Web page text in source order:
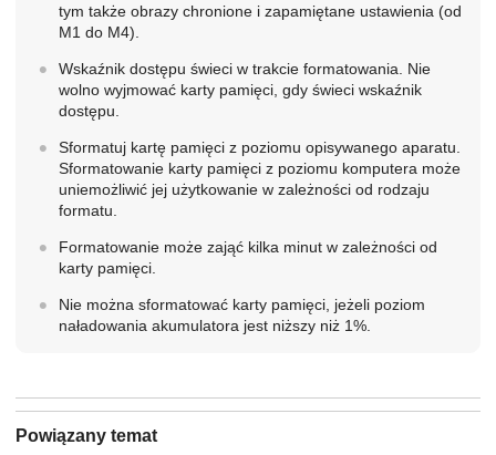
tym także obrazy chronione i zapamiętane ustawienia (od
M1 do M4).
Wskaźnik dostępu świeci w trakcie formatowania. Nie
wolno wyjmować karty pamięci, gdy świeci wskaźnik
dostępu.
Sformatuj kartę pamięci z poziomu opisywanego aparatu.
Sformatowanie karty pamięci z poziomu komputera może
uniemożliwić jej użytkowanie w zależności od rodzaju
formatu.
Formatowanie może zająć kilka minut w zależności od
karty pamięci.
Nie można sformatować karty pamięci, jeżeli poziom
naładowania akumulatora jest niższy niż 1%.
Powiązany temat